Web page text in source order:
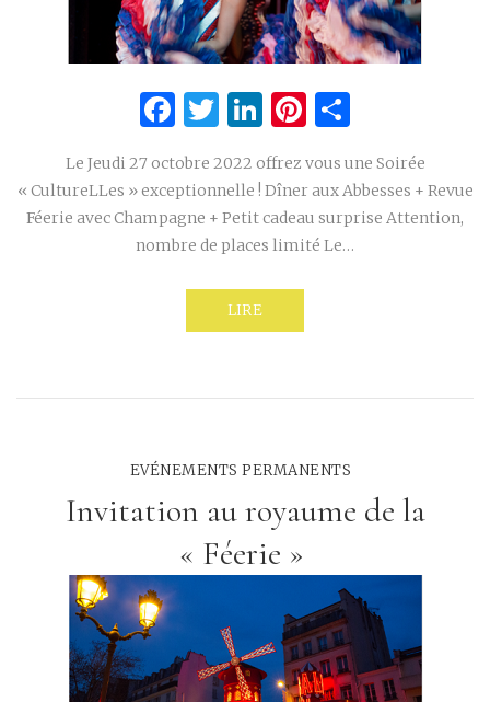
Facebook
Twitter
LinkedIn
Pinterest
Le Jeudi 27 octobre 2022 offrez vous une Soirée
« CultureLLes » exceptionnelle ! Dîner aux Abbesses + Revue
Féerie avec Champagne + Petit cadeau surprise Attention,
nombre de places limité Le…
LIRE
EVÉNEMENTS PERMANENTS
Invitation au royaume de la
« Féerie »